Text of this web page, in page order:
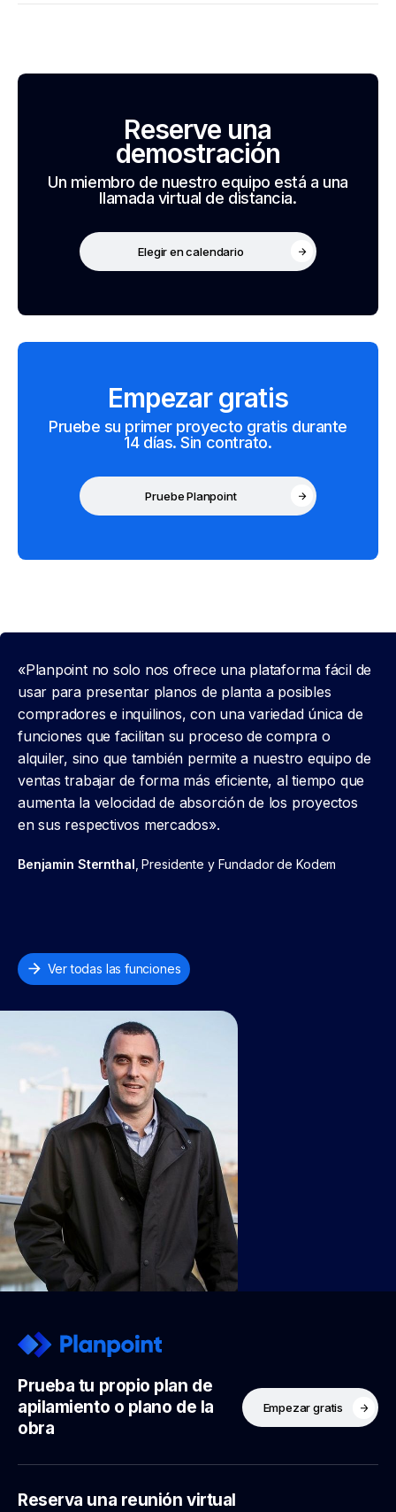
Reserve una
demostración
Un miembro de nuestro equipo está a una
llamada virtual de distancia.
Elegir en calendario
Empezar gratis
Pruebe su primer proyecto gratis durante
14 días. Sin contrato.
Pruebe Planpoint
«Planpoint no solo nos ofrece una plataforma fácil de
usar para presentar planos de planta a posibles
compradores e inquilinos, con una variedad única de
funciones que facilitan su proceso de compra o
alquiler, sino que también permite a nuestro equipo de
ventas trabajar de forma más eficiente, al tiempo que
aumenta la velocidad de absorción de los proyectos
en sus respectivos mercados».
Benjamin Sternthal , Presidente y Fundador de Kodem
Ver todas las funciones
Prueba tu propio plan de
apilamiento o plano de la
obra
Empezar gratis
Reserva una reunión virtual